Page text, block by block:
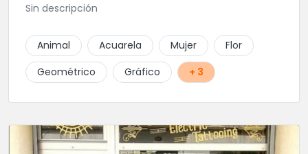
Sin descripción
Animal Acuarela Mujer
Flor
Geométrico
Gráfico + 3